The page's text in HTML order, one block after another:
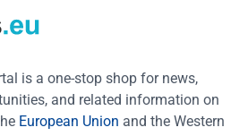
is a one-stop shop for news,
and related information on
European Union and the Western